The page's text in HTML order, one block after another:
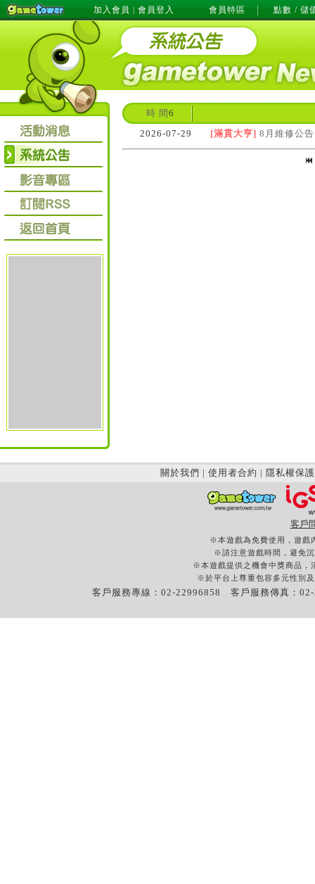
加入會員 | 會員登入 會員特區 點數 / 儲
時 間 6
2026-07-29
[滿貫大亨] 8月維修公告
關於我們 | 使用者合約 | 隱私權保護
客戶
※本遊戲為免費使用，遊戲
※請注意遊戲時間，避免
※本遊戲提供之機會中獎商品，
※於平台上尊重包容多元性別
客戶服務專線：02-22996858 客戶服務傳真：